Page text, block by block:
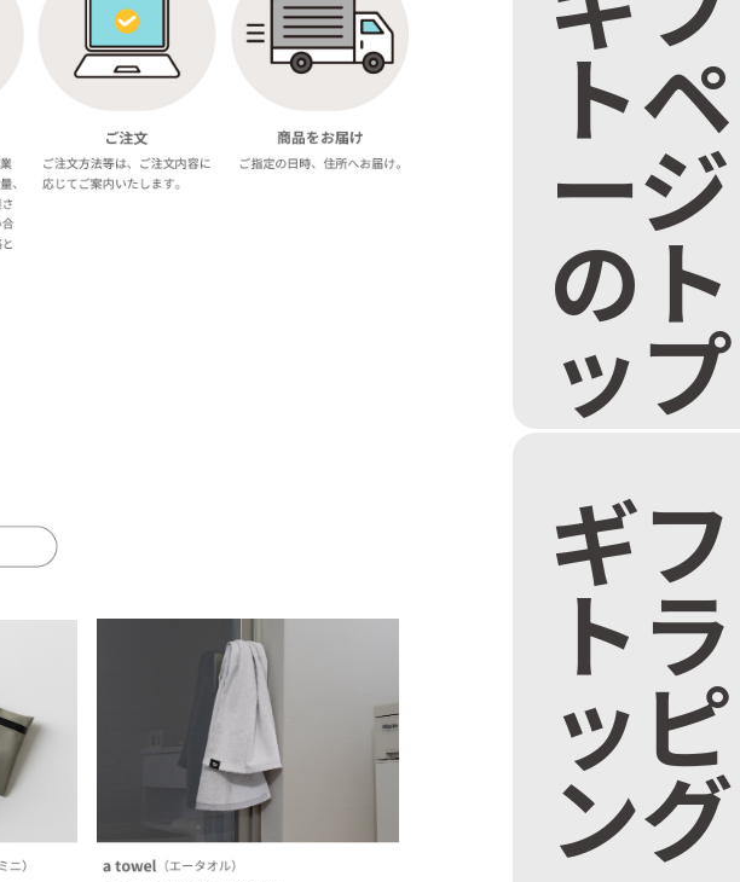
トペ
ージ
のト
ップ
ギフ
トラ
ッピ
ング